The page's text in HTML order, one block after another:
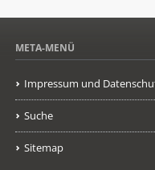
META-MENÜ
Impressum und
Suche
Sitemap